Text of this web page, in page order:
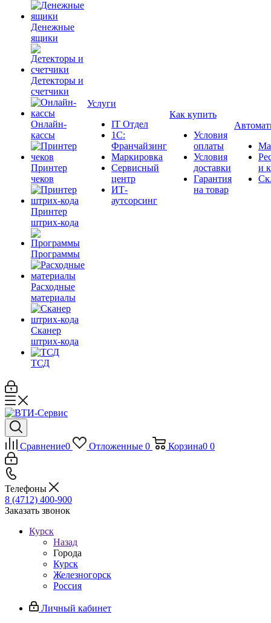
Денежные
ящики
Детекторы и
счетчики
Онлайн-
кассы
Принтер
чеков
Принтер
штрих-кода
Программы
Расходные
материалы
Сканер
штрих-кода
ТСД
Услуги
IT Отдел
1С:
Франчайзинг
Маркировка
Сервисный
центр
ИТ-
аутсорсинг
Как купить
Условия
оплаты
Условия
доставки
Гарантия
на товар
и
Сравнение0 Отложенные 0 Корзина0 0
Телефоны
8 (4712) 400-900
Заказать звонок
Курск
Назад
Города
Курск
Железногорск
Россия
Личный кабинет